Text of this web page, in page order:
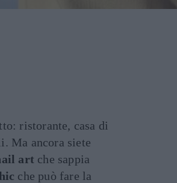
ristorante, casa di
Ma ancora siete
art che sappia
che può fare la